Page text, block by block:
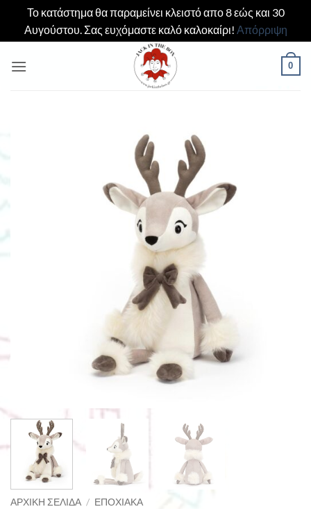
Το κατάστημα θα παραμείνει κλειστό απο 8 εώς και 30
Αυγούστου. Σας ευχόμαστε καλό καλοκαίρι! Απόρριψη
στο
0
ΑΡΧΙΚΉ ΣΕΛΊΔΑ / ΕΠΟΧΙΑΚΆ